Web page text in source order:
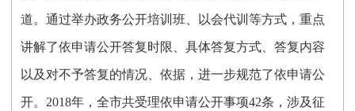
道。通过举办政务公开培训班、以会代训等方式，重点
讲解了依申请公开答复时限、具体答复方式、答复内容
以及对不予答复的情况、依据，进一步规范了依申请公
开。 2018年，全市共受理依申请公开事项42条，涉及征